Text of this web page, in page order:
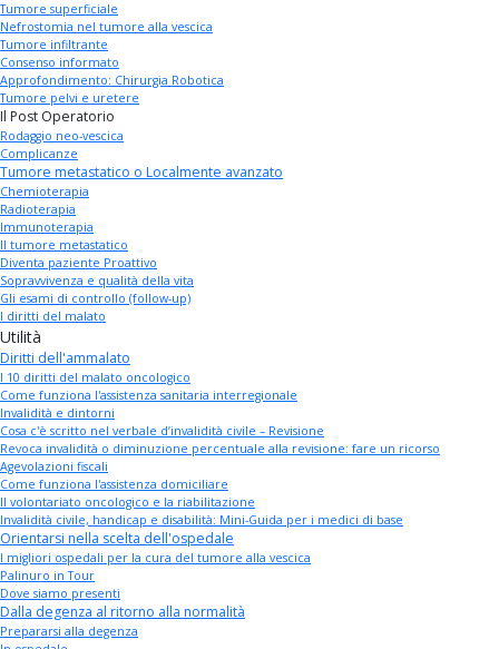
Tumore superficiale
Nefrostomia nel tumore alla vescica
Tumore infiltrante
Consenso informato
Approfondimento: Chirurgia Robotica
Tumore pelvi e uretere
Il Post Operatorio
Rodaggio neo-vescica
Complicanze
Tumore metastatico o Localmente avanzato
Chemioterapia
Radioterapia
Immunoterapia
Il tumore metastatico
Diventa paziente Proattivo
Sopravvivenza e qualità della vita
Gli esami di controllo (follow-up)
I diritti del malato
Utilità
Diritti dell'ammalato
I 10 diritti del malato oncologico
Come funziona l'assistenza sanitaria interregionale
Invalidità e dintorni
Cosa c'è scritto nel verbale d’invalidità civile – Revisione
Revoca invalidità o diminuzione percentuale alla revisione: fare un ricorso
Agevolazioni fiscali
Come funziona l'assistenza domiciliare
Il volontariato oncologico e la riabilitazione
Invalidità civile, handicap e disabilità: Mini-Guida per i medici di base
Orientarsi nella scelta dell'ospedale
I migliori ospedali per la cura del tumore alla vescica
Palinuro in Tour
Dove siamo presenti
Dalla degenza al ritorno alla normalità
Prepararsi alla degenza